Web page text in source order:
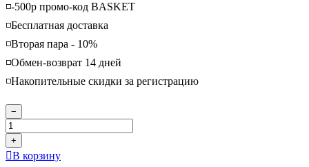
◽️-500р промо-код BASKET
◽️Бесплатная доставка
◽️Вторая пара - 10%
◽️Обмен-возврат 14 дней
◽️Накопительные скидки за регистрацию
−
+
В корзину